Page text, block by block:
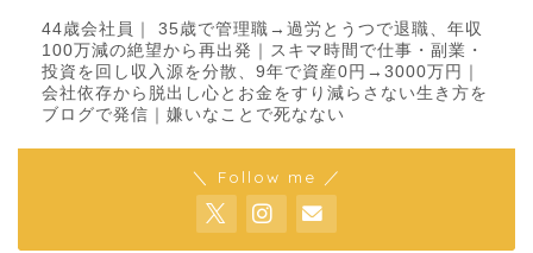
44歳会社員｜ 35歳で管理職→過労とうつで退職、年収
100万減の絶望から再出発｜スキマ時間で仕事・副業・
投資を回し収入源を分散、9年で資産0円→3000万円｜
会社依存から脱出し心とお金をすり減らさない生き方を
ブログで発信｜嫌いなことで死なない
＼ Follow me ／